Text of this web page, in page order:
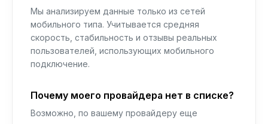
Мы анализируем данные только из сетей
мобильного типа. Учитывается средняя
скорость, стабильность и отзывы реальных
пользователей, использующих мобильного
подключение.
Почему моего провайдера нет в списке?
Возможно, по вашему провайдеру еще